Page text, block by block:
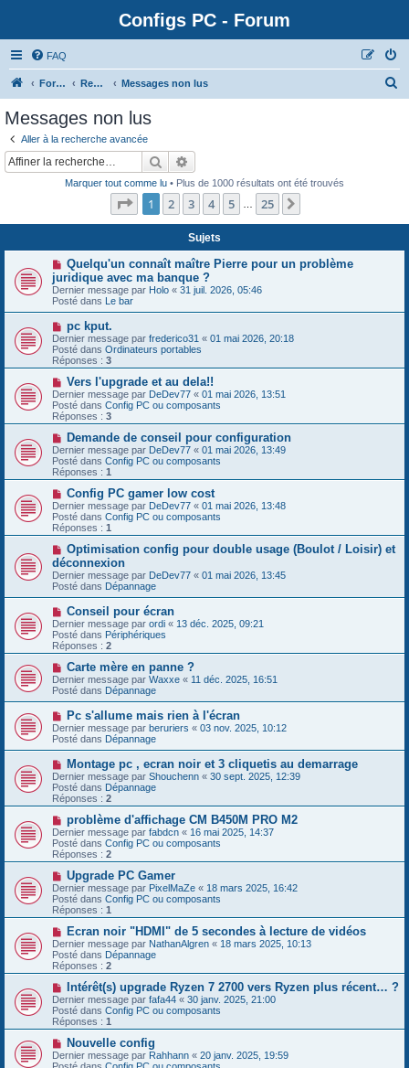
Configs PC - Forum
FAQ
Forum Rechercher Messages non lus
Messages non lus
Aller à la recherche avancée
Rechercher
Marquer tout comme lu • Plus de 1000 résultats ont été trouvés
Page 1sur25
1 2 3 4 5 25
Sujets
N
u
v
e
a
u
m
e
s
s
a
g
e
Quelqu'un connaît maître Pierre pour un problème
juridique avec ma banque ?
Dernier message par Holo « 31 juil. 2026, 05:46
Posté dans Le bar
N
o
u
v
e
a
m
e
s
s
a
g
e
pc kput.
Dernier message par frederico31 « 01 mai 2026, 20:18
Posté dans Ordinateurs portables
Réponses : 3
N
o
u
v
e
a
u
m
e
s
s
a
g
e
Vers l'upgrade et au dela!!
Dernier message par DeDev77 « 01 mai 2026, 13:51
Posté dans Config PC ou composants
Réponses : 3
N
o
u
v
e
a
m
e
s
s
a
g
e
Demande de conseil pour configuration
Dernier message par DeDev77 « 01 mai 2026, 13:49
Posté dans Config PC ou composants
Réponses : 1
N
o
u
v
e
a
u
m
e
s
s
a
g
e
Config PC gamer low cost
Dernier message par DeDev77 « 01 mai 2026, 13:48
Posté dans Config PC ou composants
Réponses : 1
N
o
u
v
e
a
u
m
e
s
s
a
g
e
Optimisation config pour double usage (Boulot / Loisir) et
déconnexion
Dernier message par DeDev77 « 01 mai 2026, 13:45
Posté dans Dépannage
N
o
u
v
e
a
m
e
s
a
g
e
Conseil pour écran
Dernier message par ordi « 13 déc. 2025, 09:21
Posté dans Périphériques
Réponses : 2
N
o
u
v
e
a
u
m
e
s
a
g
e
Carte mère en panne ?
Dernier message par Waxxe « 11 déc. 2025, 16:51
Posté dans Dépannage
N
o
u
v
e
a
u
m
e
a
g
e
Pc s'allume mais rien à l'écran
Dernier message par beruriers « 03 nov. 2025, 10:12
Posté dans Dépannage
N
o
u
v
e
a
u
m
e
s
s
a
g
e
Montage pc , ecran noir et 3 cliquetis au demarrage
Dernier message par Shouchenn « 30 sept. 2025, 12:39
Posté dans Dépannage
Réponses : 2
N
o
u
v
e
a
m
e
s
s
a
g
e
problème d'affichage CM B450M PRO M2
Dernier message par fabdcn « 16 mai 2025, 14:37
Posté dans Config PC ou composants
Réponses : 2
N
o
u
v
e
a
u
m
e
s
s
a
g
e
Upgrade PC Gamer
Dernier message par PixelMaZe « 18 mars 2025, 16:42
Posté dans Config PC ou composants
Réponses : 1
N
o
u
v
e
a
u
m
e
s
s
a
g
Ecran noir "HDMI" de 5 secondes à lecture de vidéos
Dernier message par NathanAlgren « 18 mars 2025, 10:13
Posté dans Dépannage
Réponses : 2
N
o
u
v
e
a
u
m
Intérêt(s) upgrade Ryzen 7 2700 vers Ryzen plus récent… ?
Dernier message par fafa44 « 30 janv. 2025, 21:00
Posté dans Config PC ou composants
Réponses : 1
N
o
u
Nouvelle config
Dernier message par Rahhann « 20 janv. 2025, 19:59
Posté dans Config PC ou composants